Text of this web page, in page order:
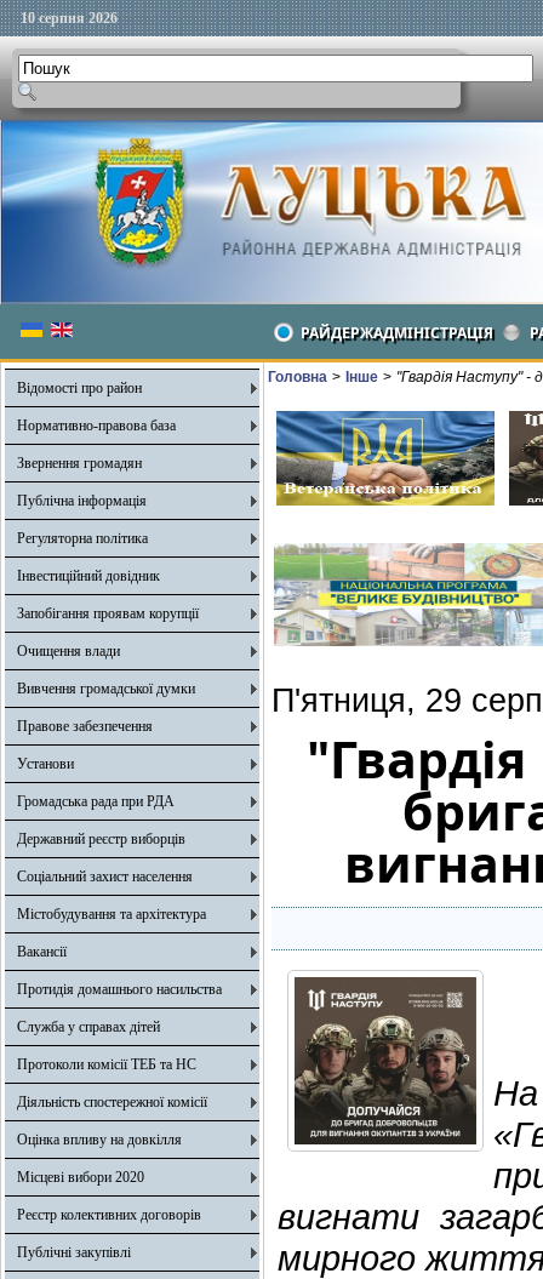
10 серпня 2026
РАЙДЕРЖАДМІНІСТРАЦІЯ
Відомості про район
Нормативно-правова база
Звернення громадян
Публічна інформація
Регуляторна політика
Інвестиційний довідник
Запобігання проявам корупції
Очищення влади
Вивчення громадської думки
Правове забезпечення
Установи
Громадська рада при РДА
Державний реєстр виборців
Соціальний захист населення
Містобудування та архітектура
Вакансії
Протидія домашнього насильства
Служба у справах дітей
Протоколи комісії ТЕБ та НС
Діяльність спостережної комісії
Оцінка впливу на довкілля
Місцеві вибори 2020
Реєстр колективних договорів
Публічні закупівлі
Головна > Інше > "Гвардія Наступу" -
П'ятниця, 29
На
вигнати
мирного життя